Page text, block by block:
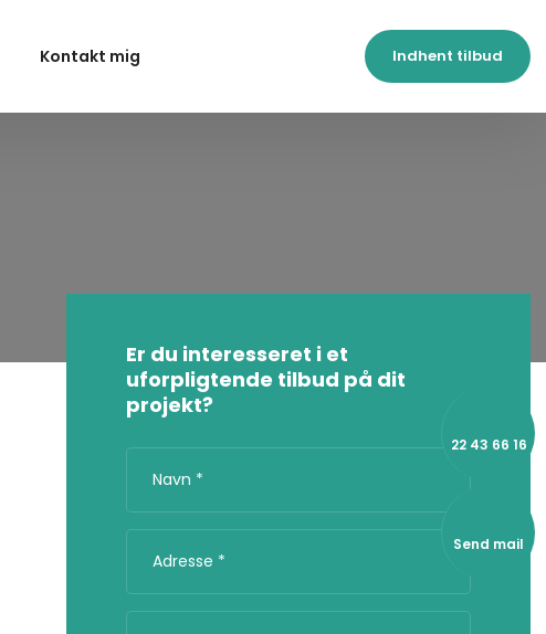
22 43 66 16
Send mail
Kontakt mig Indhent tilbud
Er du ​interesseret i et
uforpligtende tilbud på dit
projekt?